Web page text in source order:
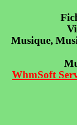
Musique,
WhmSoft